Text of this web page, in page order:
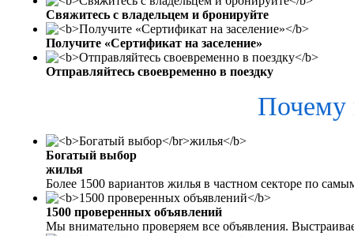
Свяжитесь с владельцем и бронируйте
Получите «Сертификат на заселение»
Отправляйтесь своевременно в поездку
Почему
Богатый выбор
жилья
Более 1500 вариантов жилья в частном секторе по
1500 проверенных объявлений
Мы внимательно проверяем все объявления.